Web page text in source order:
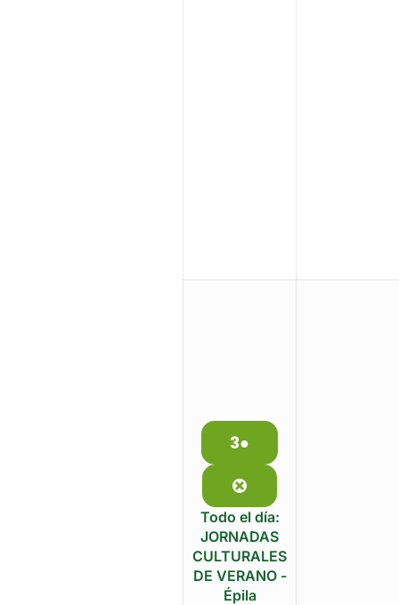
33
agosto
de
2026
●
(1
event)
Close
Todo el día:
JORNADAS
CULTURALES
DE VERANO -
Épila